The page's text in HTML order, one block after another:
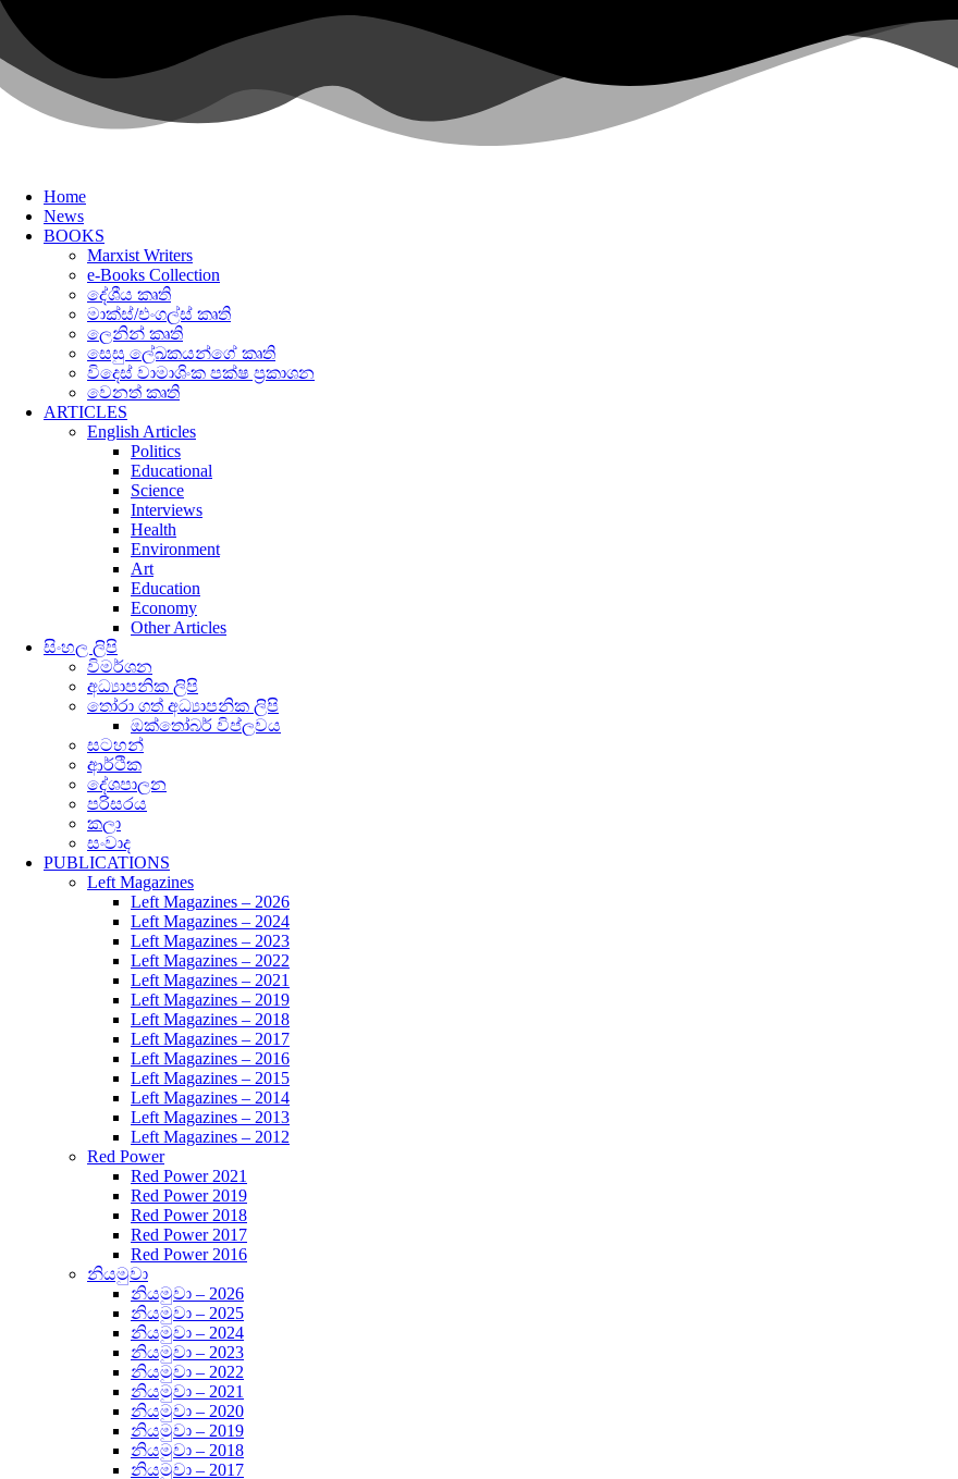
Skip
content
Home
News
BOOKS
Marxist Writers
e-Books Collection
දේශීය කෘති
මාක්ස්/එංගල්ස් කෘති
ලෙනින් කෘති
සෙසු ලේඛකයන්ගේ කෘති
විදෙස් වාමාශිංක පක්ෂ ප්‍රකාශන
වෙනත් කෘති
ARTICLES
English Articles
Politics
Educational
Science
Interviews
Health
Environment
Art
Education
Economy
Other Articles
සිංහල ලිපි
විමර්ශන
අධ්‍යාපනික ලිපි
තෝරා ගත් අධ්‍යාපනික ලිපි
ඔක්තෝබර් විප්ලවය
සටහන්
ආර්ථික
දේශපාලන
පරිසරය
කලා
සංවාද
PUBLICATIONS
Left Magazines
Left Magazines – 2026
Left Magazines – 2024
Left Magazines – 2023
Left Magazines – 2022
Left Magazines – 2021
Left Magazines – 2019
Left Magazines – 2018
Left Magazines – 2017
Left Magazines – 2016
Left Magazines – 2015
Left Magazines – 2014
Left Magazines – 2013
Left Magazines – 2012
Red Power
Red Power 2021
Red Power 2019
Red Power 2018
Red Power 2017
Red Power 2016
නියමුවා
නියමුවා – 2026
නියමුවා – 2025
නියමුවා – 2024
නියමුවා – 2023
නියමුවා – 2022
නියමුවා – 2021
නියමුවා – 2020
නියමුවා – 2019
නියමුවා – 2018
නියමුවා – 2017